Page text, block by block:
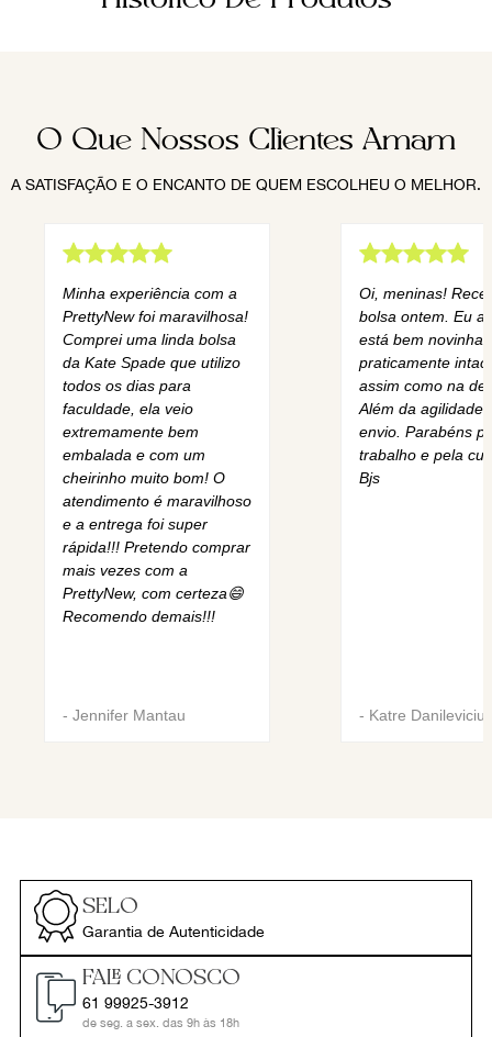
O Que Nossos Clientes Amam
A SATISFAÇÃO E O ENCANTO DE QUEM ESCOLHEU O MELHOR.
Minha experiência com a
PrettyNew foi maravilhosa!
Comprei uma linda bolsa
da Kate Spade que utilizo
todos os dias para
faculdade, ela veio
extremamente bem
embalada e com um
cheirinho muito bom! O
atendimento é maravilhoso
e a entrega foi super
rápida!!! Pretendo comprar
mais vezes com a
PrettyNew, com certeza😄
Recomendo demais!!!
- Jennifer Mantau
Oi, meninas!
bolsa ontem. Eu
está bem novinha,
praticamente
assim como na
Além da agilidade
envio. Parabéns
trabalho e pela
Bjs
- Katre Danilevicius
SELO
Garantia de Autenticidade
FALE CONOSCO
61 99925-3912
de seg. a sex. das 9h às 18h